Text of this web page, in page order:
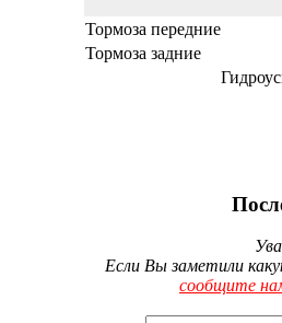
Тормоза передние
Тормоза задние
Если Вы заметили
сообщите